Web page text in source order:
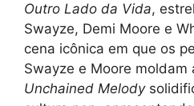
Outro Lado da Vida,
Swayze, Demi Moore e
cena icônica em que os
Swayze e Moore moldam
Unchained Melody